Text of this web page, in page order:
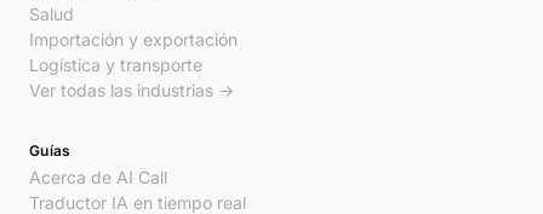
Salud
Importación y exportación
Logística y transporte
Ver todas las industrias →
Guías
Acerca de AI Call
Traductor IA en tiempo real